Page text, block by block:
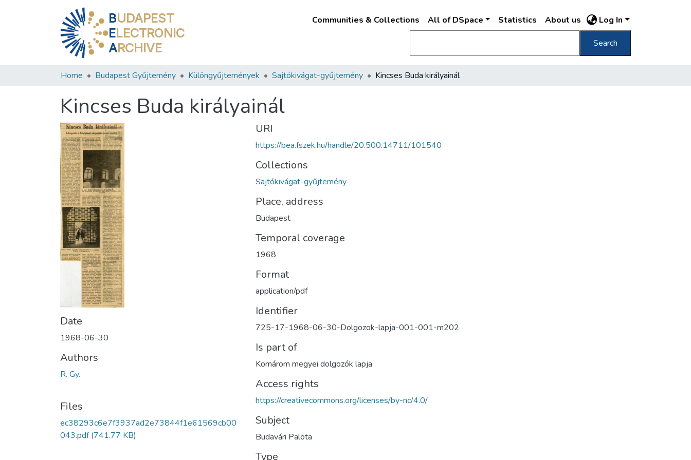
BUDAPEST
ELECTRONIC
ARCHIVE
Communities & Collections All of DSpace Statistics About us Log In
Search
Home Budapest Gyűjtemény Különgyűjtemények Sajtókivágat-gyűjtemény Kincses Buda királyainál
Kincses Buda királyainál
Date
1968-06-30
Authors
R. Gy.
Files
ec38293c6e7f3937ad2e73844f1e61569cb00
043.pdf(741.77 KB)
URI
https://bea.fszek.hu/handle/20.500.14711/101540
Collections
Sajtókivágat-gyűjtemény
Place, address
Budapest
Temporal coverage
1968
Format
application/pdf
Identifier
725-17-1968-06-30-Dolgozok-lapja-001-001-m202
Is part of
Komárom megyei dolgozók lapja
Access rights
https://creativecommons.org/licenses/by-nc/4.0/
Subject
Budavári Palota
Type